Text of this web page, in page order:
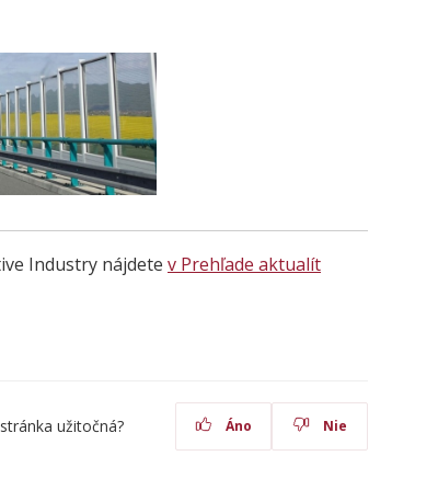
Industry nájdete v Prehľade aktualít
užitočná? Áno Nie